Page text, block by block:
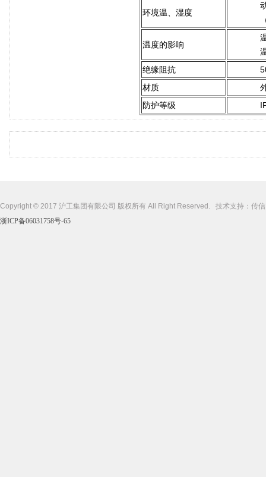
环境温、湿度
温度的影响
绝缘阻抗
材质
防护等级
Copyright © 2017 沪工集团有限公司 版权所有 All Right Reserved. 技术支持： 传
浙ICP备06031758号-65